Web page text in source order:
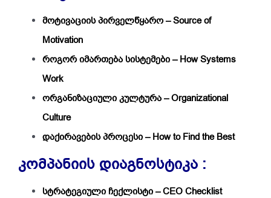
მოტივაციის პირველწყარო – Source of
Motivation
როგორ იმართება სისტემები – How Systems
Work
ორგანიზაციული კულტურა – Organizational
Culture
დაქირავების პროცესი – How to Find the Best
კომპანიის დიაგნოსტიკა :
სტრატეგიული ჩექლისტი – CEO Checklist